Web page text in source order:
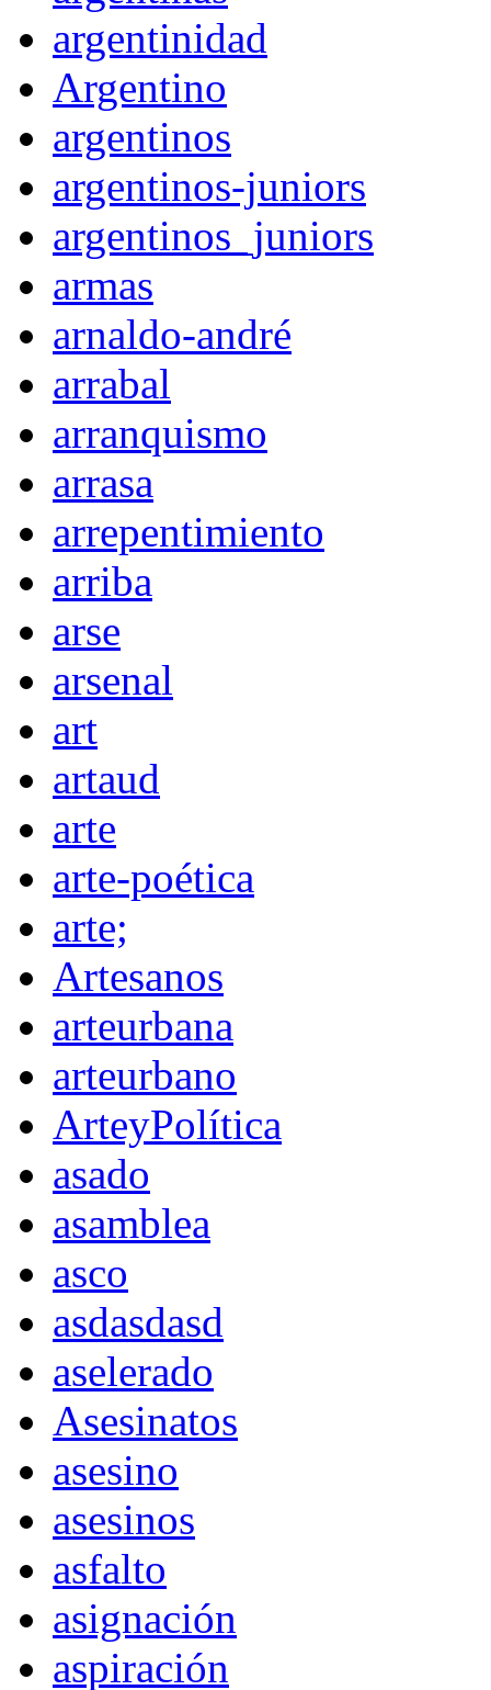
argentinidad
Argentino
argentinos
argentinos-juniors
argentinos_juniors
armas
arnaldo-andré
arrabal
arranquismo
arrasa
arrepentimiento
arriba
arse
arsenal
art
artaud
arte
arte-poética
arte;
Artesanos
arteurbana
arteurbano
ArteyPolítica
asado
asamblea
asco
asdasdasd
aselerado
Asesinatos
asesino
asesinos
asfalto
asignación
aspiración